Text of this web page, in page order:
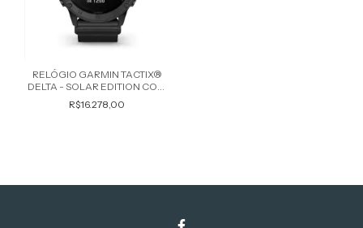
RELÓGIO GARMIN TACTIX®
DELTA - SOLAR EDITION COM
BALÍSTICA 010-02357-50
R$16.278,00